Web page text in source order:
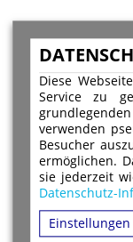
Diese
Service zu
verwenden
Besucher
ermöglichen.
sie jederzeit
Datenschutz-
Einstellungen